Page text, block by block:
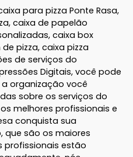
para pizza Ponte Rasa,
caixa de papelão
caixa box
pizza, caixa pizza
de serviços do
Digitais, você pode
organização você
sobre os serviços do
melhores profissionais e
conquista sua
que são os maiores
profissionais estão